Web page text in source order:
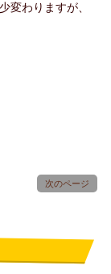
変わりますが、
次のページ